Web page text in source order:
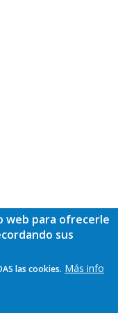
web para ofrecerle
sus
las cookies. Más info